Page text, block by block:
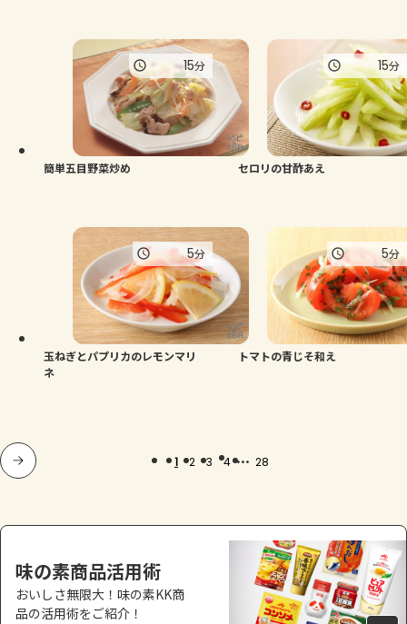
簡単五目野菜炒め
15分
セロリの甘酢あえ
15分
玉ねぎとパプリカのレモンマリ
ネ
5分
トマトの青じそ和え
5分
1 2 3 4 ... 28
味の素商品活用術
おいしさ無限大！味の素KK商
品の活用術をご紹介！